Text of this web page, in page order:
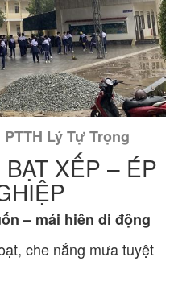
Lý Tự Trọng
XẾP – ÉP
– mái hiên di động
che nắng mưa tuyệt